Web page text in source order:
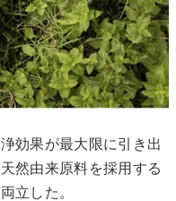
効果が最大限に引き出
然由来原料を採用する
立した。